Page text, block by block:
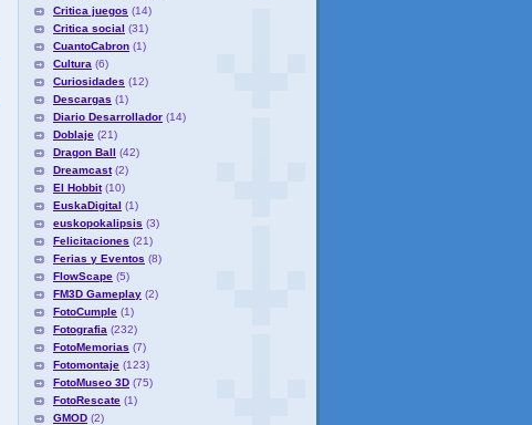
Critica juegos (14)
Critica social (31)
CuantoCabron (1)
Cultura (6)
Curiosidades (12)
Descargas (1)
Diario Desarrollador (14)
Doblaje (21)
Dragon Ball (42)
Dreamcast (2)
El Hobbit (10)
EuskaDigital (1)
euskopokalipsis (3)
Felicitaciones (21)
Ferias y Eventos (8)
FlowScape (5)
FM3D Gameplay (2)
FotoCumple (1)
Fotografia (232)
FotoMemorias (7)
Fotomontaje (123)
FotoMuseo 3D (75)
FotoRescate (1)
GMOD (2)